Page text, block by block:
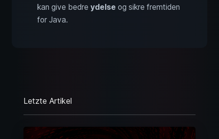
kan give bedre ydelse og sikre fremtiden
for Java.
Letzte Artikel